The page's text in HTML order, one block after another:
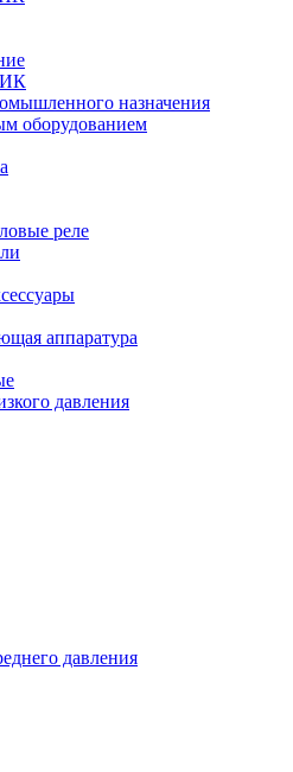
назначения
оборудованием
реле
аппаратура
давления
давления